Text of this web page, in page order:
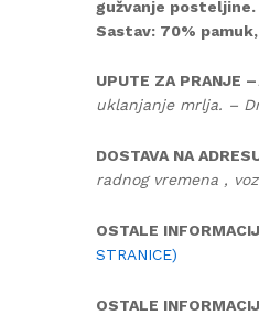
gužvanje posteljine.
Sastav: 70%
UPUTE ZA PRANJE –
uklanjanje mrlja. –
DOSTAVA NA
radnog vremena ,
OSTALE
STRANICE)
OSTALE